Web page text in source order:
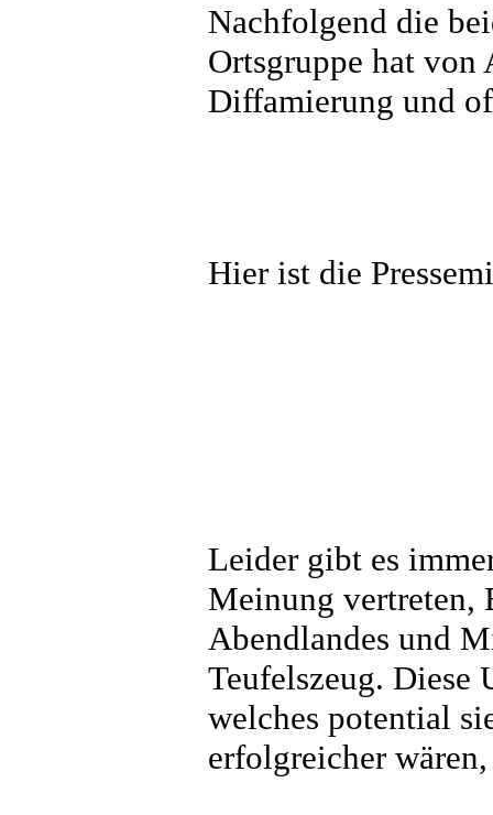
Nachfolgend die
Ortsgruppe hat
Diffamierung und
Hier ist die
Leider gibt es
Meinung vertreten,
Abendlandes und
Teufelszeug. Diese
welches potential
erfolgreicher